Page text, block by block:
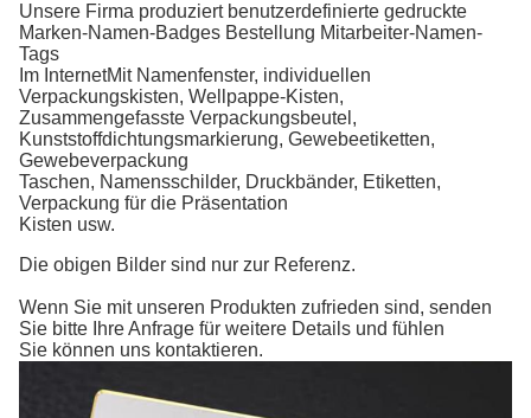
Unsere Firma produziert benutzerdefinierte gedruckte
Marken-Namen-Badges Bestellung Mitarbeiter-Namen-
Tags
Im InternetMit Namenfenster, individuellen
Verpackungskisten, Wellpappe-Kisten,
Zusammengefasste Verpackungsbeutel,
Kunststoffdichtungsmarkierung, Gewebeetiketten,
Gewebeverpackung
Taschen, Namensschilder, Druckbänder, Etiketten,
Verpackung für die Präsentation
Kisten usw.
Die obigen Bilder sind nur zur Referenz.
Wenn Sie mit unseren Produkten zufrieden sind, senden
Sie bitte Ihre Anfrage für weitere Details und fühlen
Sie können uns kontaktieren.